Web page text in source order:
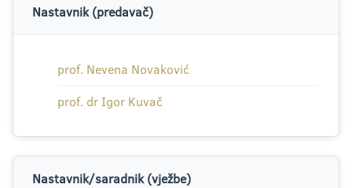
Nastavnik (predavač)
prof. Nevena Novaković
prof. dr Igor Kuvač
Nastavnik/saradnik (vježbe)